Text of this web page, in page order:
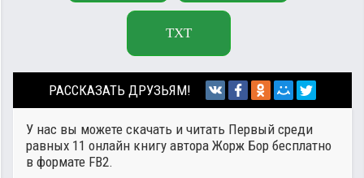
TXT
РАССКАЗАТЬ ДРУЗЬЯМ!
У нас вы можете скачать и читать Первый среди
равных 11 онлайн книгу автора Жорж Бор бесплатно
в формате FB2.